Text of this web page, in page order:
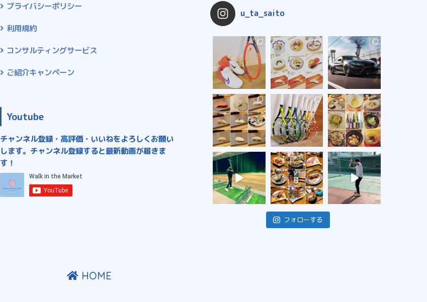
プライバシーポリシー
利用規約
コンサルティングサービス
ご紹介キャンペーン
Youtube
チャンネル登録・高評価・いいねをよろしくお願い
します。チャンネル登録すると最新動画が届きま
す！
u_ta_saito
フォローする
HOME